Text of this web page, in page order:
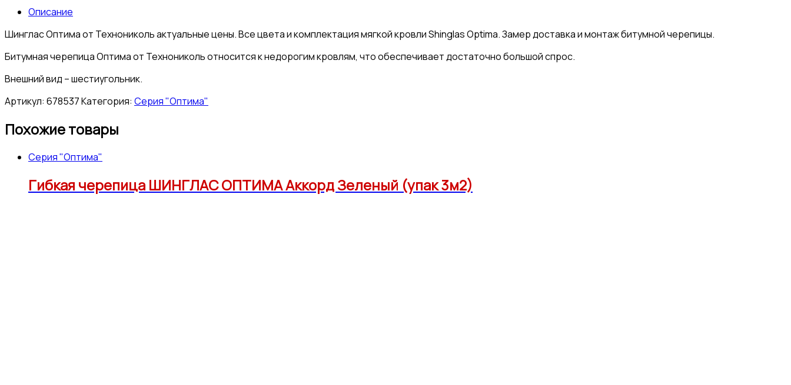
Описание
Шинглас Оптима от Технониколь актуальные цены. Все цвета и комплектация мягкой кровли Shinglas Optima. Замер доставка и монтаж битумной черепицы.
Битумная черепица Оптима от Технониколь относится к недорогим кровлям, что обеспечивает достаточно большой спрос.
Внешний вид – шестиугольник.
Артикул: 678537Категория: Серия "Оптима"
Похожие товары
Серия "Оптима"
Гибкая черепица ШИНГЛАС ОПТИМА Аккорд Зеленый (упак 3м2)